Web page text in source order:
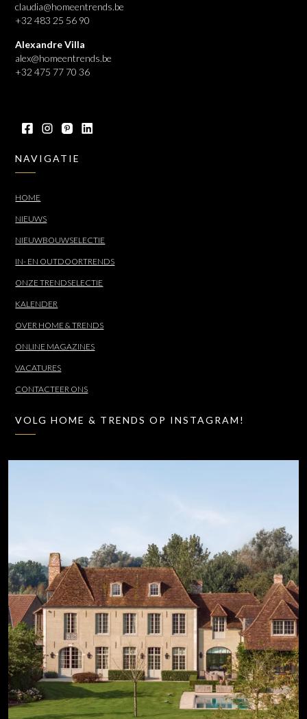
claudia@homeentrends.be
+32 483 25 56 90
Alexandre Villa
alex@homeentrends.be
+32 475 77 70 36
NAVIGATIE
HOME
NIEUWS
NIEUWBOUWSELECTIE
IN- EN OUTDOORTRENDS
ONZE TRENDSELECTIE
KALENDER
OVER HOME & TRENDS
ONLINE MAGAZINES
VACATURES
CONTACTEER ONS
VOLG HOME & TRENDS OP INSTAGRAM!